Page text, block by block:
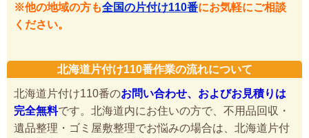
※他の地域の方も全国の片付け110番にお気軽にご相談
ください。
北海道片付け110番作業の流れについて
北海道片付け110番のお問い合わせ、およびお見積りは
完全無料です。北海道内にお住いの方で、不用品回収・
遺品整理・ゴミ屋敷整理でお悩みの場合は、北海道片付